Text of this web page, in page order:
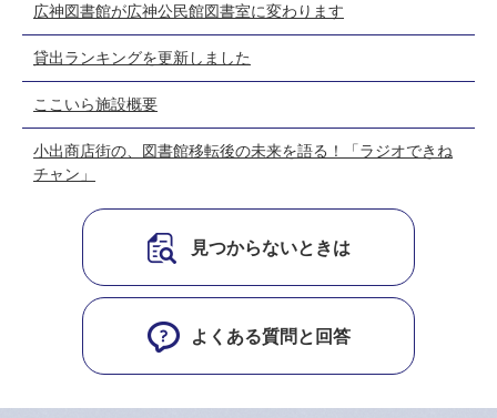
広神図書館が広神公民館図書室に変わります
貸出ランキングを更新しました
ここいら施設概要
小出商店街の、図書館移転後の未来を語る！「ラジオできね
チャン」
見つからないときは
よくある質問と回答